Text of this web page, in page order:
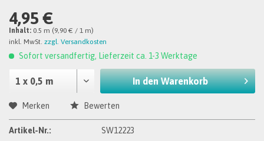
4,95 €
Inhalt: 0.5 m (9,90 € / 1 m)
inkl. MwSt. zzgl. Versandkosten
Sofort versandfertig, Lieferzeit ca. 1-3 Werktage
In den Warenkorb
Merken Bewerten
Artikel-Nr.: SW12223